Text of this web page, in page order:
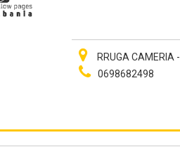
RRUGA CAMERIA
0698682498